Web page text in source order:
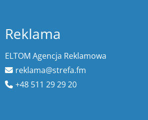
Reklama
ELTOM Agencja Reklamowa
reklama@strefa.fm
+48 511 29 29 20